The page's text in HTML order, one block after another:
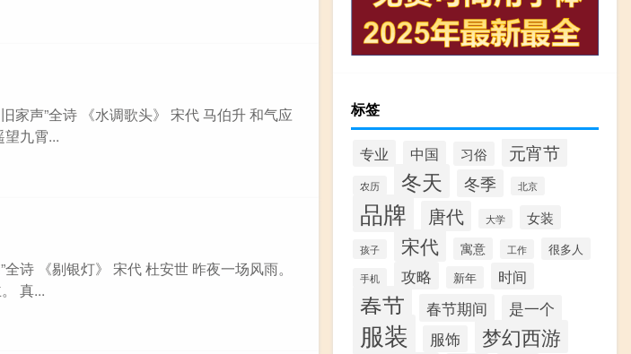
家声”全诗 《水调歌头》 宋代 马伯升 和气应
九霄...
诗 《剔银灯》 宋代 杜安世 昨夜一场风雨。
真...
标签
专业 中国 习俗 元宵节
农历 冬天 冬季 北京
品牌 唐代 大学 女装
孩子 宋代 寓意 工作 很多人
手机 攻略 新年 时间
春节 春节期间 是一个
服装 服饰 梦幻西游